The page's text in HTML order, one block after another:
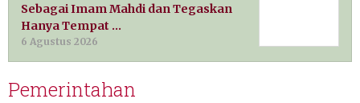
Sebagai Imam Mahdi dan Tegaskan
Hanya Tempat …
6 Agustus 2026
Pemerintahan